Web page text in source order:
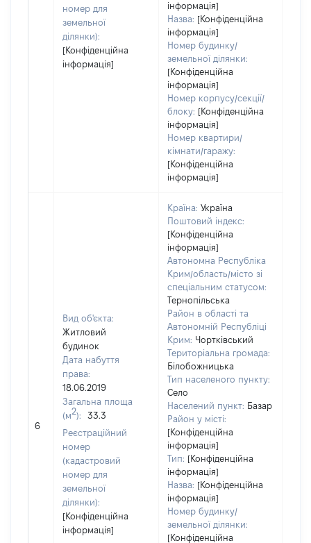
номер для
земельної
ділянки):
[Конфіденційна
інформація]
інформація]
Назва: [Конфіденційна
інформація]
Номер будинку/
земельної ділянки:
[Конфіденційна
інформація]
Номер корпусу/секції/
блоку: [Конфіденційна
інформація]
Номер квартири/
кімнати/гаражу:
[Конфіденційна
інформація]
6
Вид об'єкта:
Житловий
будинок
Дата набуття
права:
18.06.2019
Загальна площа
(м2):
33.3
Реєстраційний
номер
(кадастровий
номер для
земельної
ділянки):
[Конфіденційна
інформація]
Країна: Україна
Поштовий індекс:
[Конфіденційна
інформація]
Автономна Республіка
Крим/область/місто зі
спеціальним статусом:
Тернопільська
Район в області та
Автономній Республіці
Крим: Чортківський
Територіальна громада:
Білобожницька
Тип населеного пункту:
Село
Населений пункт: Базар
Район у місті:
[Конфіденційна
інформація]
Тип: [Конфіденційна
інформація]
Назва: [Конфіденційна
інформація]
Номер будинку/
земельної ділянки:
[Конфіденційна